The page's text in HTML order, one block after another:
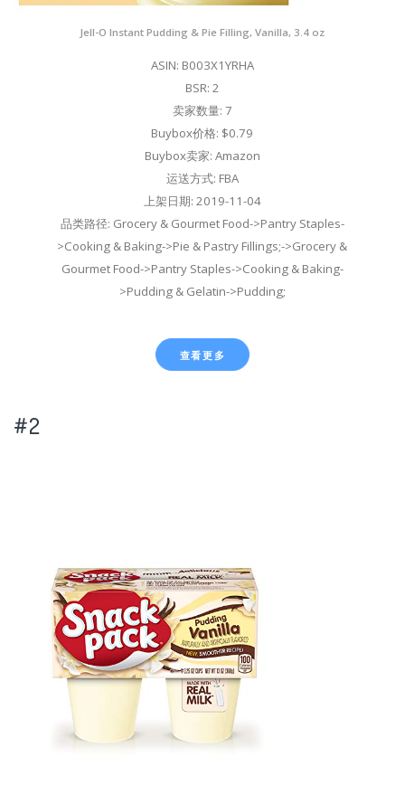
Jell-O Instant Pudding & Pie Filling, Vanilla, 3.4 oz
ASIN: B003X1YRHA
BSR: 2
卖家数量: 7
Buybox价格: $0.79
Buybox卖家: Amazon
运送方式: FBA
上架日期: 2019-11-04
品类路径: Grocery & Gourmet Food->Pantry Staples-
>Cooking & Baking->Pie & Pastry Fillings;->Grocery &
Gourmet Food->Pantry Staples->Cooking & Baking-
>Pudding & Gelatin->Pudding;
查看更多
#2